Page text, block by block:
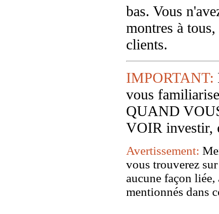
bas. Vous
montres à
clients.
IMPORTANT:
vous
QUAND
VOIR investir,
Avertissement:
vous trouverez
aucune façon
mentionnés dans